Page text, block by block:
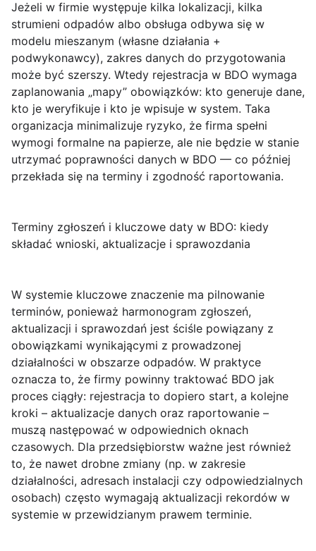
Jeżeli w firmie występuje kilka lokalizacji, kilka
strumieni odpadów albo obsługa odbywa się w
modelu mieszanym (własne działania +
podwykonawcy), zakres danych do przygotowania
może być szerszy. Wtedy rejestracja w BDO wymaga
zaplanowania „mapy” obowiązków: kto generuje dane,
kto je weryfikuje i kto je wpisuje w system. Taka
organizacja minimalizuje ryzyko, że firma spełni
wymogi formalne na papierze, ale nie będzie w stanie
utrzymać poprawności danych w BDO — co później
przekłada się na terminy i zgodność raportowania.
Terminy zgłoszeń i kluczowe daty w BDO: kiedy
składać wnioski, aktualizacje i sprawozdania
W systemie kluczowe znaczenie ma pilnowanie
terminów, ponieważ harmonogram zgłoszeń,
aktualizacji i sprawozdań jest ściśle powiązany z
obowiązkami wynikającymi z prowadzonej
działalności w obszarze odpadów. W praktyce
oznacza to, że firmy powinny traktować BDO jak
proces ciągły: rejestracja to dopiero start, a kolejne
kroki – aktualizacje danych oraz raportowanie –
muszą następować w odpowiednich oknach
czasowych. Dla przedsiębiorstw ważne jest również
to, że nawet drobne zmiany (np. w zakresie
działalności, adresach instalacji czy odpowiedzialnych
osobach) często wymagają aktualizacji rekordów w
systemie w przewidzianym prawem terminie.